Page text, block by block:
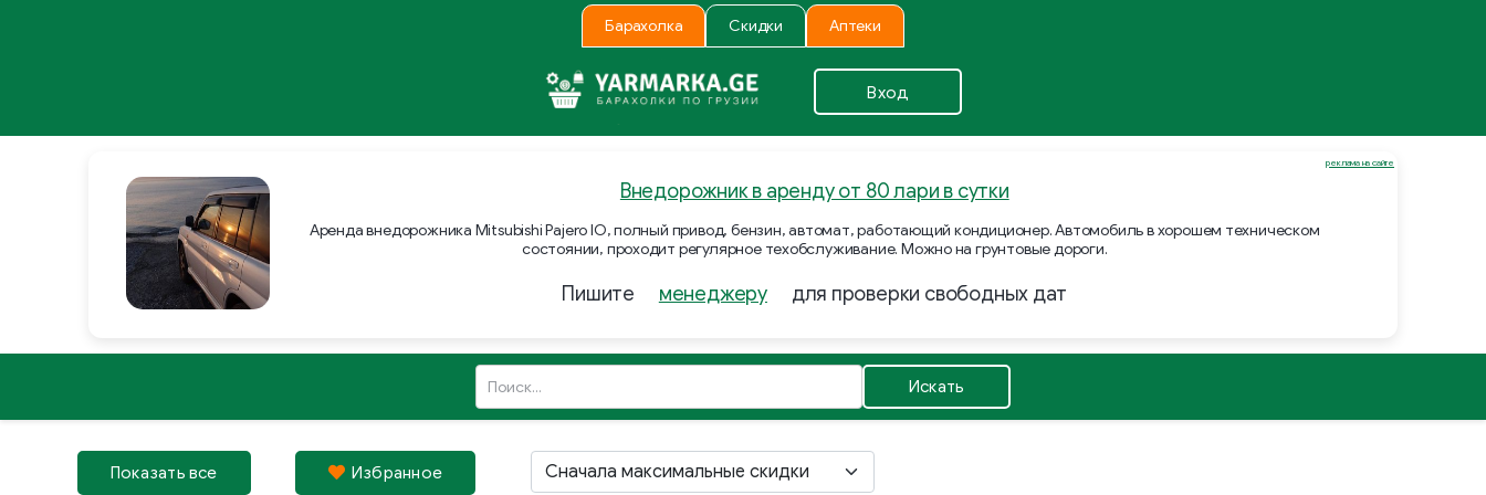
Барахолка Скидки Аптеки
Вход
Внедорожник в аренду от 80 лари в сутки
Аренда внедорожника Mitsubishi Pajero IO, полный привод, бензин, автомат, работающий кондиционер. Автомобиль в хорошем техническом
состоянии, проходит регулярное техобслуживание. Можно на грунтовые дороги.
Пишите менеджеру для проверки свободных дат
реклама на сайте
Искать
Показать все Избрaнное